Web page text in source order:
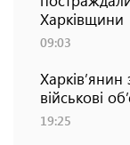
Харківщини
09:03
військові
19:25